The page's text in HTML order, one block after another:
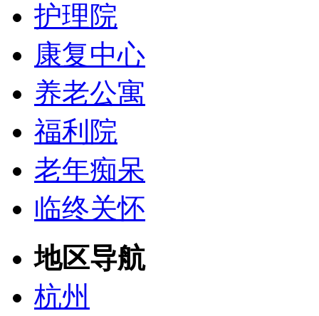
护理院
康复中心
养老公寓
福利院
老年痴呆
临终关怀
地区导航
杭州